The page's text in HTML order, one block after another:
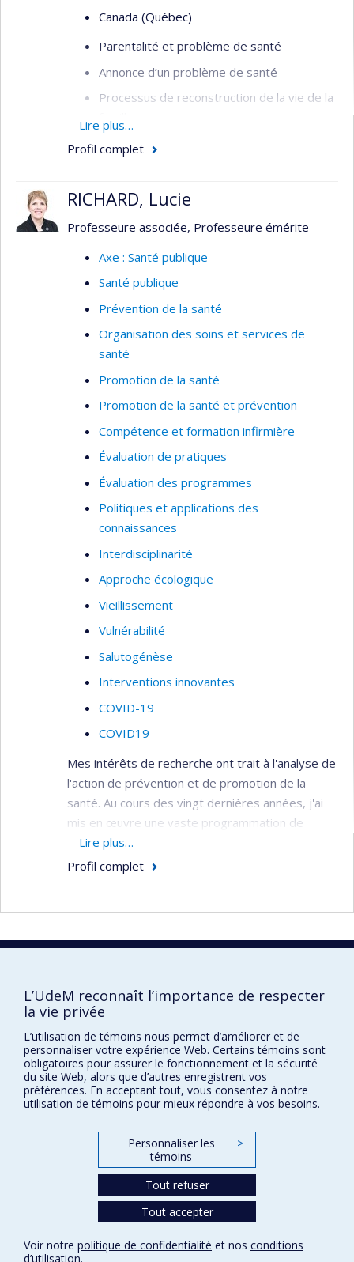
Canada (Québec)
Parentalité et problème de santé
Annonce d’un problème de santé
Processus de reconstruction de la vie de la
famille
Différences et similitudes pères/mères
Partenariat
savoirs
Lire plus…
Profil complet
RICHARD, Lucie
Professeure associée, Professeure émérite
Axe : Santé publique
Santé publique
Prévention de la santé
Organisation des soins et services de
santé
Promotion de la santé
Promotion de la santé et prévention
Compétence et formation infirmière
Évaluation de pratiques
Évaluation des programmes
Politiques et applications des
connaissances
Interdisciplinarité
Approche écologique
Vieillissement
Vulnérabilité
Salutogénèse
Interventions innovantes
COVID-19
COVID19
Mes intérêts de recherche ont trait à l'analyse de
l'action de prévention et de promotion de la
santé. Au cours des vingt dernières années, j'ai
mis en œuvre une vaste programmation de
recherche portant sur l’intervention et l’évaluation
en regard d’une pluralité de thématiques de
Lire plus…
Profil complet
Pavillon Marguerite-d'Youville
2375, chemin de la Côte-Sainte-Catherine
Montréal (Québec) H3T 1A8
Lien Google Maps
Nous joindre
Plan du site
Paramètres des témoins
Université de
Montréal
L’UdeM reconnaît l’importance de respecter
la vie privée
L’utilisation de témoins nous permet d’améliorer et de
personnaliser votre expérience Web. Certains témoins sont
obligatoires pour assurer le fonctionnement et la sécurité
du site Web, alors que d’autres enregistrent vos
préférences. En acceptant tout, vous consentez à notre
utilisation de témoins pour mieux répondre à vos besoins.
Personnaliser les
témoins
>
Tout refuser
Tout accepter
Voir notre politique de confidentialité et nos conditions
d’utilisation.